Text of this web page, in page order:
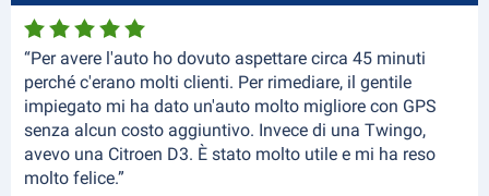
“Per avere l'auto ho dovuto aspettare circa 45 minuti
perché c'erano molti clienti. Per rimediare, il gentile
impiegato mi ha dato un'auto molto migliore con GPS
senza alcun costo aggiuntivo. Invece di una Twingo,
avevo una Citroen D3. È stato molto utile e mi ha reso
molto felice.”